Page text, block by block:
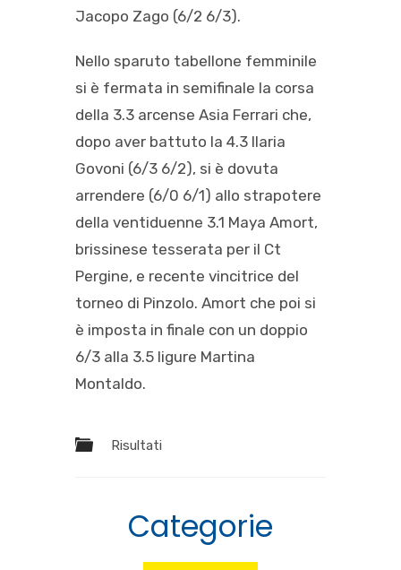
Jacopo Zago (6/2 6/3).
Nello sparuto tabellone femminile
si è fermata in semifinale la corsa
della 3.3 arcense Asia Ferrari che,
dopo aver battuto la 4.3 Ilaria
Govoni (6/3 6/2), si è dovuta
arrendere (6/0 6/1) allo strapotere
della ventiduenne 3.1 Maya Amort,
brissinese tesserata per il Ct
Pergine, e recente vincitrice del
torneo di Pinzolo. Amort che poi si
è imposta in finale con un doppio
6/3 alla 3.5 ligure Martina
Montaldo.
Risultati
Categorie